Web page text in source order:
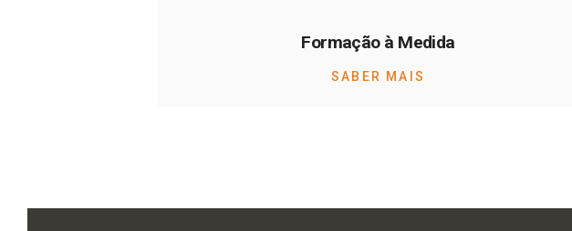
Formação à Medida
SABER MAIS